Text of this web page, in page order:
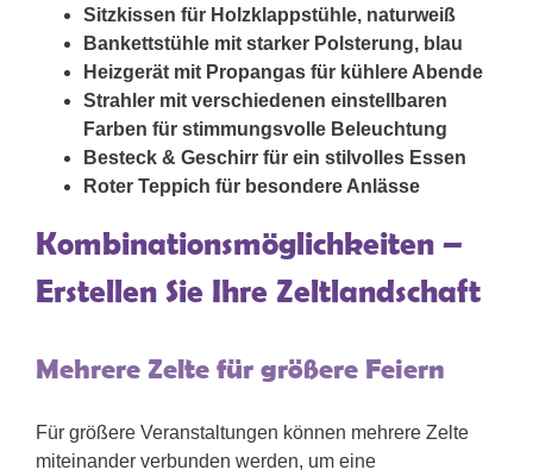
Sitzkissen für Holzklappstühle, naturweiß
Bankettstühle mit starker Polsterung, blau
Heizgerät mit Propangas für kühlere Abende
Strahler mit verschiedenen einstellbaren
Farben für stimmungsvolle Beleuchtung
Besteck & Geschirr für ein stilvolles Essen
Roter Teppich für besondere Anlässe
Kombinationsmöglichkeiten –
Erstellen Sie Ihre Zeltlandschaft
Mehrere Zelte für größere Feiern
Für größere Veranstaltungen können mehrere Zelte
miteinander verbunden werden, um eine